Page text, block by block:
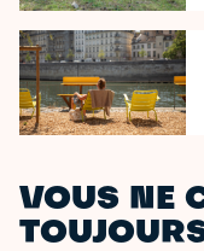
VOUS NE